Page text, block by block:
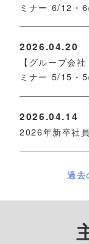
ミナー 6/12・
2026.04.20
【グループ会
ミナー 5/15・
2026.04.14
2026年新卒社
過去